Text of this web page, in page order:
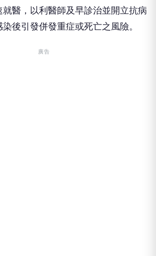
就醫，以利醫師及早診治並開立抗病
後引發併發重症或死亡之風險。
廣告